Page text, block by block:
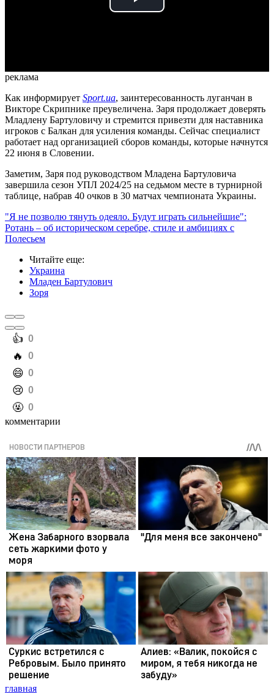
Play
реклама
Как информирует Sport.ua, заинтересованность луганчан в
Викторе Скрипнике преувеличена. Заря продолжает доверять
Младлену Бартуловичу и стремится привезти для наставника
игроков с Балкан для усиления команды. Сейчас специалист
работает над организацией сборов команды, которые начнутся
22 июня в Словении.
Заметим, Заря под руководством Младена Бартуловича
завершила сезон УПЛ 2024/25 на седьмом месте в турнирной
таблице, набрав 40 очков в 30 матчах чемпионата Украины.
"Я не позволю тянуть одеяло. Будут играть сильнейшие":
Ротань – об историческом серебре, стиле и амбициях с
Полесьем
Читайте еще:
Украина
Младен Бартулович
Зоря
️👍 0
️🔥 0
️😄 0
️😢 0
️🤬 0
комментарии
главная